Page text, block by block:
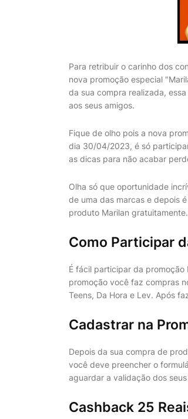
Para retribuir o carinho dos
nova promoção especial
da sua compra realizada,
aos seus amigos.
Fique de olho pois a nova
dia 30/04/2023, é só
as dicas para não acabar
Olha só que oportunidade
de uma das marcas e depois
produto Marilan gratuitamente.
Como Participar
É fácil participar da
promoção você faz compras
Teens, Da Hora e Lev. Após
Cadastrar na
Depois da sua compra de
você deve preencher o
aguardar a validação dos
Cashback 25